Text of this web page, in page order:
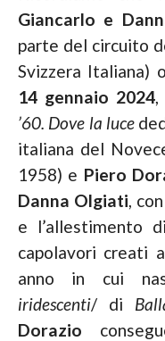
Giancarlo e
parte del circuito
Svizzera Italiana)
14 gennaio 2024,
’60. Dove la luce
italiana del
1958) e Piero
Danna Olgiati,
e l’allestimento
capolavori creati
anno in cui
iridescenti/ di
Dorazio